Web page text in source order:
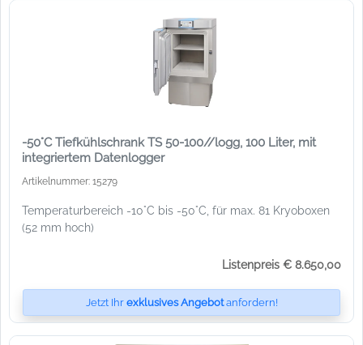
-50°C Tiefkühlschrank TS 50-100//logg, 100 Liter, mit
integriertem Datenlogger
Artikelnummer: 15279
Temperaturbereich -10°C bis -50°C, für max. 81 Kryoboxen
(52 mm hoch)
Listenpreis € 8.650,00
Jetzt Ihr exklusives Angebotanfordern!